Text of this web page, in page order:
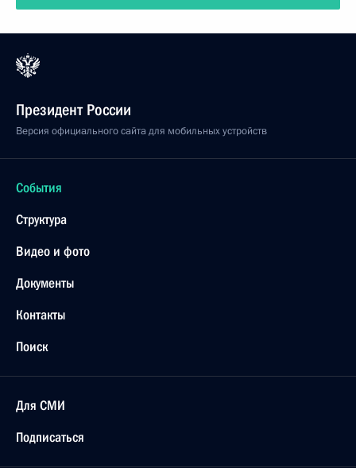
Президент России
Версия официального сайта для мобильных устройств
События
Структура
Видео и фото
Документы
Контакты
Поиск
Для СМИ
Подписаться